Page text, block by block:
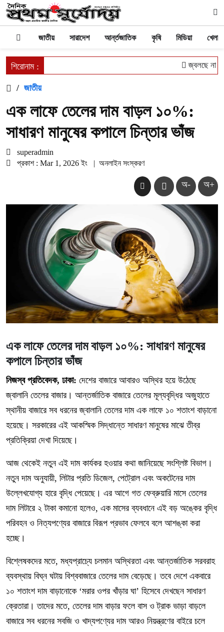
জাতীয় সারাদেশ আর্ন্তজাতিক কৃষি মিডিয়া
শিরোনাম : জ্বলছে না
/ জাতীয়
এক লাফে তেলের দাম বাড়ল ১০%:
সাধারণ মানুষের কপালে চিন্তার ভাঁজ
superadmin
প্রকাশ : Mar 1, 2026 ইং
| অনলাইন সংস্করণ
অ- অ+
এক লাফে তেলের দাম বাড়ল ১০%: সাধারণ মানুষের
কপালে চিন্তার ভাঁজ
নিজস্ব প্রতিবেদক, ঢাকা: দেশের বাজারে আবারও অস্থির হয়ে উঠেছে
জ্বালানি তেলের বাজার। আন্তর্জাতিক বাজারে তেলের মূল্যবৃদ্ধির অজুহাতে
স্থানীয় বাজারে সব ধরনের জ্বালানি তেলের দাম এক লাফে ১০ শতাংশ বাড়ানো
হয়েছে। সরকারের এই আকস্মিক সিদ্ধান্তে সাধারণ মানুষের মাঝে তীব্র
প্রতিক্রিয়া দেখা দিয়েছে।
​আজ থেকেই নতুন এই দাম কার্যকর হওয়ার কথা জানিয়েছে সংশ্লিষ্ট বিভাগ।
নতুন দাম অনুযায়ী, লিটার প্রতি ডিজেল, পেট্রোল এবং অকটেনের দাম
উল্লেখযোগ্য হারে বৃদ্ধি পেয়েছে। এর আগে গত ফেব্রুয়ারি মাসে তেলের
দাম লিটারে ২ টাকা কমানো হলেও, এক মাসের ব্যবধানে এই বড় অঙ্কের বৃদ্ধি
পরিবহন ও নিত্যপণ্যের বাজারে বিরূপ প্রভাব ফেলবে বলে আশঙ্কা করা
হচ্ছে।
​বিশ্লেষকদের মতে, মধ্যপ্রাচ্যে চলমান অস্থিরতা এবং আন্তর্জাতিক সরবরাহ
ব্যবস্থায় বিঘ্ন ঘটায় বিশ্ববাজারে তেলের দাম বেড়েছে। তবে দেশে একবারে
১০ শতাংশ দাম বাড়ানোকে ‘মরার ওপর খাঁড়ার ঘা’ হিসেবে দেখছেন সাধারণ
ক্রেতারা। তাদের মতে, তেলের দাম বাড়ার ফলে বাস ও ট্রাক ভাড়া বাড়লে
বাজারে সব ধরনের সবজি ও খাদ্যপণ্যের দাম আরও নিয়ন্ত্রণের বাইরে চলে